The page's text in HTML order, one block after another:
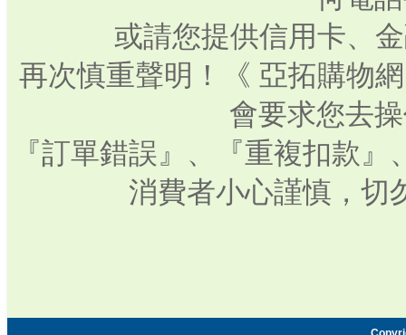
或請您提供信用卡、
再次慎重聲明！《 亞拓購物
會要求您去
『訂單錯誤』、『重複扣款
消費者小心謹慎，切